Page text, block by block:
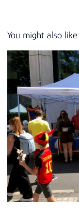
You might also like: